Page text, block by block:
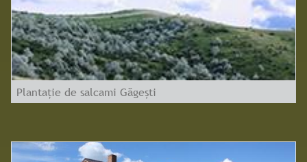
Plantație de salcami Găgești